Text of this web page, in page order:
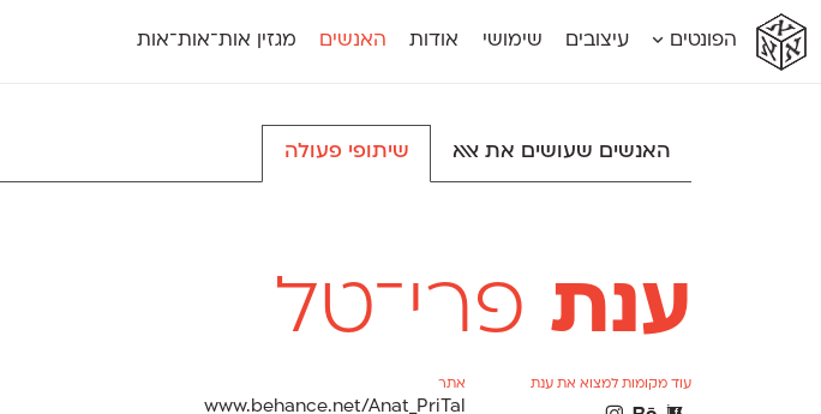
אא
אא
א
א
הפונטים עיצובים שימושי אודות האנשים מגזין אות־אות־אות
האנשים שעושים את אאא שיתופי פעולה
ענת פרי־טל
עוד מקומות למצוא את ענת אתר
www.behance.net/Anat_PriTal